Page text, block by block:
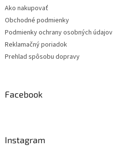
Ako nakupovať
Obchodné podmienky
Podmienky ochrany osobných údajov
Reklamačný poriadok
Prehlad spôsobu dopravy
Facebook
Instagram